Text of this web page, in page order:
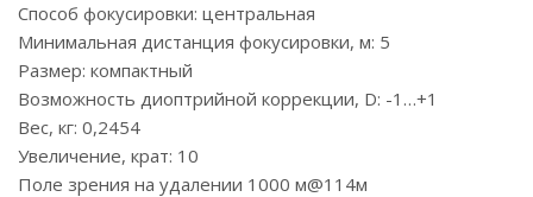
Способ фокусировки: центральная
Минимальная дистанция фокусировки, м: 5
Размер: компактный
Возможность диоптрийной коррекции, D: -1…+1
Вес, кг: 0,2454
Увеличение, крат: 10
Поле зрения на удалении 1000 м@114м